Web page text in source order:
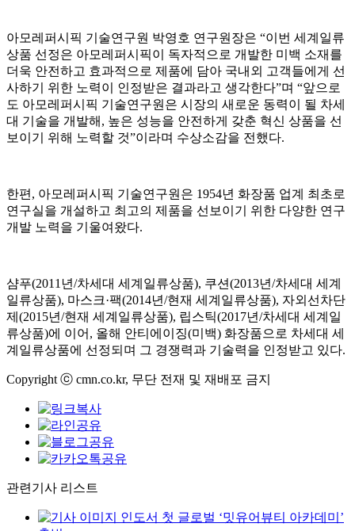
아모레퍼시픽 기술연구원 박영호 연구원장은 “이번 세계일류
상품 선정은 아모레퍼시픽이 독자적으로 개발한 미백 소재를
더욱 안전하고 효과적으로 제품에 담아 국내외 고객들에게 선
사하기 위한 노력이 인정받은 결과라고 생각한다”며 “앞으로
도 아모레퍼시픽 기술연구원은 시장의 새로운 동력이 될 차세
대 기술을 개발해, 높은 성능을 안전하게 갖춘 혁신 상품을 선
보이기 위해 노력할 것”이라며 수상소감을 전했다.
한편, 아모레퍼시픽 기술연구원은 1954년 화장품 업계 최초로
연구실을 개설하고 최고의 제품을 선보이기 위한 다양한 연구
개발 노력을 기울여왔다.
샴푸(2011년/차세대 세계일류상품), 쿠션(2013년/차세대 세계
일류상품), 마스크·팩(2014년/현재 세계일류상품), 자외선차단
제(2015년/현재 세계일류상품), 립스틱(2017년/차세대 세계일
류상품)에 이어, 올해 안티에이징(미백) 화장품으로 차세대 세
계일류상품에 선정되며 그 경쟁력과 기술력을 인정받고 있다.
Copyright ⓒ cmn.co.kr, 무단 전재 및 재배포 금지
관련기사 리스트
인도서 첫 글로벌 ‘밋유어뷰티 아카데미’